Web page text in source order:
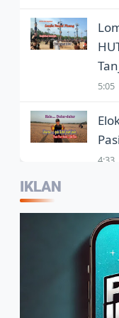
5:05
4:33
2:07
IKLAN